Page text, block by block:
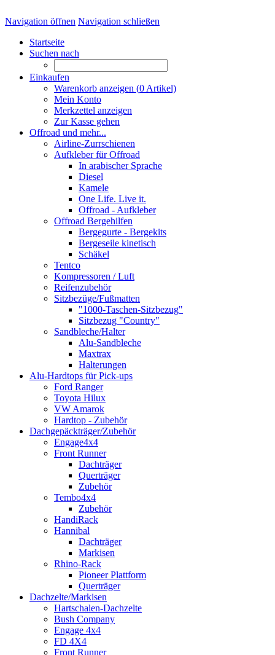
Navigation öffnen Navigation schließen
Startseite
Suchen nach
Einkaufen
Warenkorb anzeigen (0 Artikel)
Mein Konto
Merkzettel anzeigen
Zur Kasse gehen
Offroad und mehr...
Airline-Zurrschienen
Aufkleber für Offroad
In arabischer Sprache
Diesel
Kamele
One Life. Live it.
Offroad - Aufkleber
Offroad Bergehilfen
Bergegurte - Bergekits
Bergeseile kinetisch
Schäkel
Tentco
Kompressoren / Luft
Reifenzubehör
Sitzbezüge/Fußmatten
"1000-Taschen-Sitzbezug"
Sitzbezug "Country"
Sandbleche/Halter
Alu-Sandbleche
Maxtrax
Halterungen
Alu-Hardtops für Pick-ups
Ford Ranger
Toyota Hilux
VW Amarok
Hardtop - Zubehör
Dachgepäckträger/Zubehör
Engage4x4
Front Runner
Dachträger
Querträger
Zubehör
Tembo4x4
Zubehör
HandiRack
Hannibal
Dachträger
Markisen
Rhino-Rack
Pioneer Plattform
Querträger
Dachzelte/Markisen
Hartschalen-Dachzelte
Bush Company
Engage 4x4
FD 4X4
Front Runner